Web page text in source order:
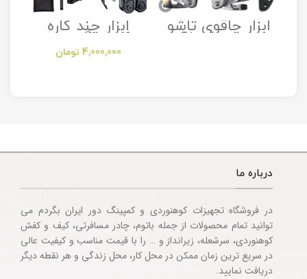
ابزار چاقوی تاشو
مدل Stanley
ابزار چند کاره
کمپینگ مدل
Camping
Multitool
4,000,000 تومان
درباره ما
در فروشگاه تجهیزات کوهنوردی و کمپینگ دور ایران بگردم می
توانید تمام محصولات از جمله باتوم، چادر مسافرتی، کیف و کفش
کوهنوردی، سرشعله، زیرانداز و … را با قیمت مناسب و کیفیت عالی
در سریع ترین زمان ممکن در محل کار، محل زندگی و هر نقطه دیگر
دریافت نمایید.